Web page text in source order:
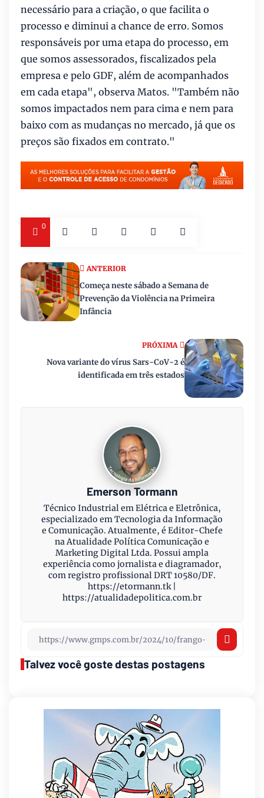
necessário para a criação, o que facilita o
processo e diminui a chance de erro. Somos
responsáveis por uma etapa do processo, em
que somos assessorados, fiscalizados pela
empresa e pelo GDF, além de acompanhados
em cada etapa", observa Matos. "Também não
somos impactados nem para cima e nem para
baixo com as mudanças no mercado, já que os
preços são fixados em contrato."
0
PRÓXIMA
Nova variante do vírus Sars-CoV-2 é
identificada em três estados
ANTERIOR
Começa neste sábado a Semana de
Prevenção da Violência na Primeira
Infância
Emerson Tormann
Técnico Industrial em Elétrica e Eletrônica,
especializado em Tecnologia da Informação
e Comunicação. Atualmente, é Editor-Chefe
na Atualidade Política Comunicação e
Marketing Digital Ltda. Possui ampla
experiência como jornalista e diagramador,
com registro profissional DRT 10580/DF.
https://etormann.tk |
https://atualidadepolitica.com.br
Talvez você goste destas postagens